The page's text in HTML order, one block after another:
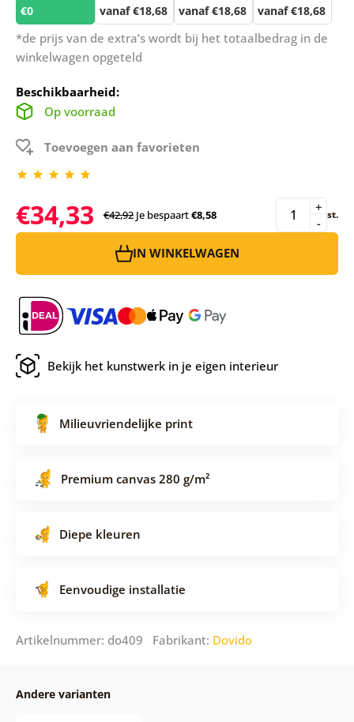
€0 vanaf €18,68 vanaf €18,68 vanaf €18,68
*de prijs van de extra’s wordt bij het totaalbedrag in de
winkelwagen opgeteld
Beschikbaarheid:
Op voorraad
Toevoegen aan favorieten
€34,33 €42,92 Je bespaart€8,58 -
+ st.
IN WINKELWAGEN
Bekijk het kunstwerk in je eigen interieur
Milieuvriendelijke print
Premium canvas 280 g/m²
Diepe kleuren
Eenvoudige installatie
Artikelnummer: do409 Fabrikant: Dovido
Andere varianten